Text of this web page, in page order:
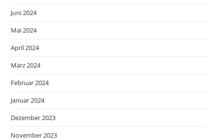
Juni 2024
Mai 2024
April 2024
März 2024
Februar 2024
Januar 2024
Dezember 2023
November 2023